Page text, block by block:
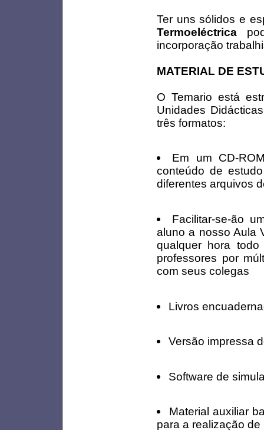
Ter uns sólidos e
Termoeléctrica
incorporação
MATERIAL DE
O Temario está
Unidades
três formatos:
Em um CD-
conteúdo de
diferentes arquivos
Facilitar-se-ão
aluno a nosso Aula
qualquer hora
professores por
com seus colegas
Livros
Versão impressa
Software de
Material auxiliar
para a realização